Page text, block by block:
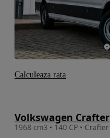
Volkswagen Crafter
Calculeaza rata